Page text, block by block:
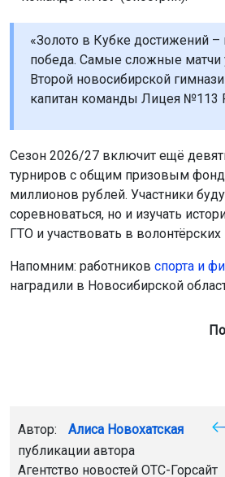
«Золото в Кубке достижений
победа. Самые сложные матчи
Второй новосибирской
капитан команды Лицея №113
Сезон 2026/27 включит ещё
турниров с общим призовым
миллионов рублей. Участники
соревноваться, но и изучать
ГТО и участвовать в волонтёрских
Напомним: работников спорта и
наградили в Новосибирской
Автор: Алиса Новохатская
публикации автора
Агентство новостей ОТС-Горсайт